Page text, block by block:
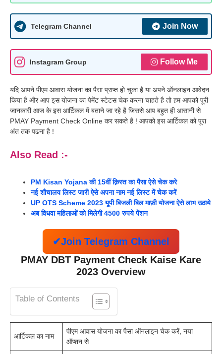
Telegram Channel Join Now
Instagram Group Follow Me
यदि आपने पीएम आवास योजना का पैसा प्राप्त हो चुका है या अपने ऑनलाइन आवेदन
किया है और आप इस योजना का पेमेंट स्टेटस चेक करना चाहते है तो हम आपको पूरी
जानकारी आज के इस आर्टिकल में बताने जा रहे है जिससे आप बहुत ही आसानी से
PMAY Payment Check Online कर सकते है ! आपको इस आर्टिकल को पूरा
अंत तक पढना है !
Also Read :-
PM Kisan Yojana की 15वीं क़िस्त का पैसा ऐसे चेक करे
नई शौचालय लिस्ट जारी ऐसे अपना नाम नई लिस्ट में चेक करें
UP OTS Scheme 2023 यूपी बिजली बिल माफ़ी योजना ऐसे लाभ उठाये
अब विधवा महिलाओं को मिलेगी 4500 रुपये पेंशन
✔Join Telegram Channel
PMAY DBT Payment Check Kaise Kare
2023 Overview
Table of Contents
आर्टिकल का नाम
पीएम आवास योजना का पैसा ऑनलाइन चेक करें, नया
ऑप्शन से